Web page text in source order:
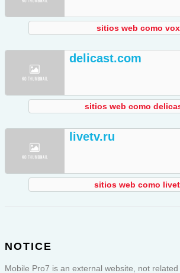
sitios web como
delicast.com
sitios web como
livetv.ru
sitios web como
NOTICE
Mobile Pro7 is an external website, not